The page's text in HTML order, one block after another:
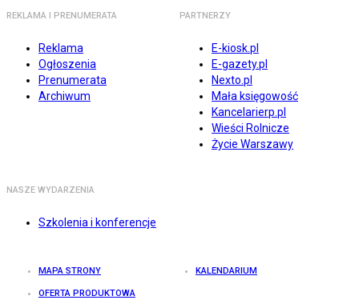
REKLAMA I PRENUMERATA
Reklama
Ogłoszenia
Prenumerata
Archiwum
PARTNERZY
E-kiosk.pl
E-gazety.pl
Nexto.pl
Mała księgowość
Kancelarierp.pl
Wieści Rolnicze
Życie Warszawy
NASZE WYDARZENIA
Szkolenia i konferencje
MAPA STRONY KALENDARIUM
OFERTA PRODUKTOWA